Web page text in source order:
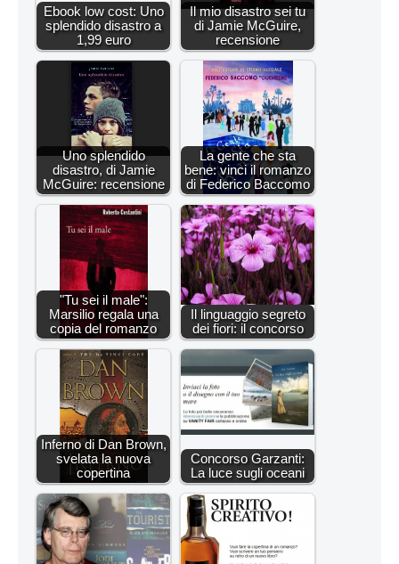
Ebook low cost: Uno
splendido disastro a
1,99 euro
Il mio disastro sei tu
di Jamie McGuire,
recensione
Uno splendido
disastro, di Jamie
McGuire: recensione
La gente che sta
bene: vinci il romanzo
di Federico Baccomo
"Tu sei il male":
Marsilio regala una
copia del romanzo
Il linguaggio segreto
dei fiori: il concorso
Inferno di Dan Brown,
svelata la nuova
copertina
Concorso Garzanti:
La luce sugli oceani